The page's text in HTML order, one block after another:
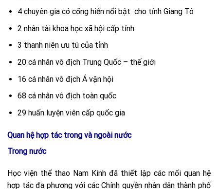
4 chuyên gia có cống hiến nổi bật cho tỉnh Giang Tô
2 nhân tài khoa học xã hội cấp tỉnh
3 thanh niên ưu tú của tỉnh
20 cá nhân vô địch Trung Quốc – thế giới
16 cá nhân vô địch Á vận hội
68 cá nhân vô địch toàn quốc
29 huấn luyện viên cấp quốc gia
Quan hệ hợp tác trong và ngoài nước
Trong nước
Học viện thể thao Nam Kinh đã thiết lập các mối quan hệ
hợp tác đa phương với các Chính quyền nhân dân thành phố